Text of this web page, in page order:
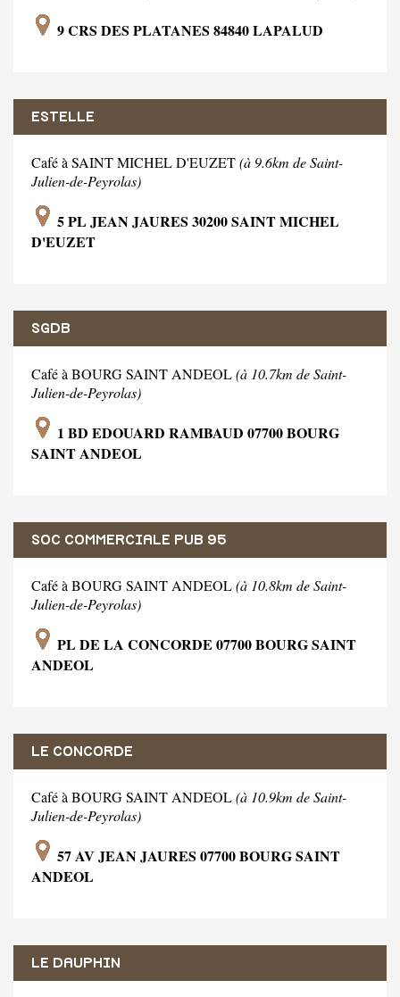
9 CRS DES PLATANES 84840 LAPALUD
ESTELLE
Café à SAINT MICHEL D'EUZET(à 9.6km de Saint-
Julien-de-Peyrolas)
5 PL JEAN JAURES 30200 SAINT MICHEL
D'EUZET
SGDB
Café à BOURG SAINT ANDEOL(à 10.7km de Saint-
Julien-de-Peyrolas)
1 BD EDOUARD RAMBAUD 07700 BOURG
SAINT ANDEOL
SOC COMMERCIALE PUB 95
Café à BOURG SAINT ANDEOL(à 10.8km de Saint-
Julien-de-Peyrolas)
PL DE LA CONCORDE 07700 BOURG SAINT
ANDEOL
LE CONCORDE
Café à BOURG SAINT ANDEOL(à 10.9km de Saint-
Julien-de-Peyrolas)
57 AV JEAN JAURES 07700 BOURG SAINT
ANDEOL
LE DAUPHIN